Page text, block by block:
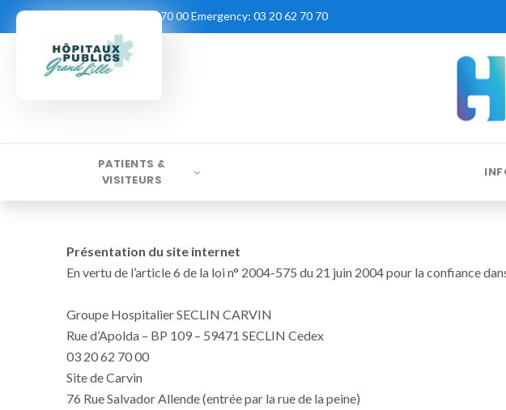
03 20 62 70 00Emergency: 03 20 62 70 70
PATIENTS &
VISITEURS
Présentation du site internet
En vertu de l’article 6 de la loi n° 2004-575 du 21 juin 2004 pour la confiance
Groupe Hospitalier SECLIN CARVIN
Rue d’Apolda – BP 109 – 59471 SECLIN Cedex
03 20 62 70 00
Site de Carvin
76 Rue Salvador Allende (entrée par la rue de la peine)